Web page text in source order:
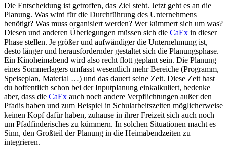
Die Entscheidung ist getroffen, das Ziel steht. Jetzt geht es an die
Planung. Was wird für die Durchführung des Unternehmens
benötigt? Was muss organisiert werden? Wer kümmert sich um was?
Diesen und anderen Überlegungen müssen sich die CaEx in dieser
Phase stellen. Je größer und aufwändiger die Unternehmung ist,
desto länger und herausfordernder gestaltet sich die Planungsphase.
Ein Kinoheimabend wird also recht flott geplant sein. Die Planung
eines Sommerlagers umfasst wesentlich mehr Bereiche (Programm,
Speiseplan, Material …) und das dauert seine Zeit. Diese Zeit hast
du hoffentlich schon bei der Inputplanung einkalkuliert, bedenke
aber, dass die CaEx auch noch andere Verpflichtungen außer den
Pfadis haben und zum Beispiel in Schularbeitszeiten möglicherweise
keinen Kopf dafür haben, zuhause in ihrer Freizeit sich auch noch
um Pfadfinderisches zu kümmern. In solchen Situationen macht es
Sinn, den Großteil der Planung in die Heimabendzeiten zu
integrieren.